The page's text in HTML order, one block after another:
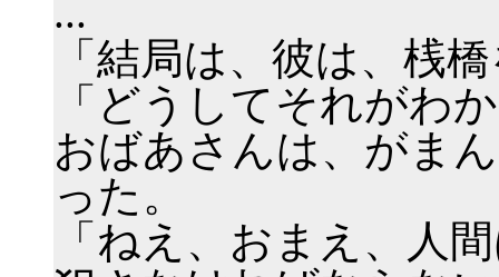
...
「結局は、彼は、桟
「どうしてそれがわ
おばあさんは、がま
った。
「ねえ、おまえ、人